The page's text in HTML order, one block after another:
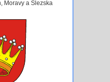
Moravy a Slezska